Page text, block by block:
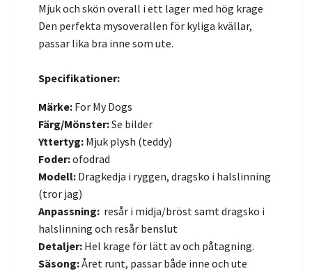
Mjuk och skön overall i ett lager med hög krage
Den perfekta mysoverallen för kyliga kvällar,
passar lika bra inne som ute.
Specifikationer:
Märke: For My Dogs
Färg/Mönster:Se bilder
Yttertyg: Mjuk plysh (teddy)
Foder:ofodrad
Modell: Dragkedja i ryggen, dragsko i halslinning
(tror jag)
Anpassning: resår i midja/bröst samt dragsko i
halslinning och resår benslut
Detaljer: Hel krage för lätt av och påtagning.
Säsong:Året runt, passar både inne och ute